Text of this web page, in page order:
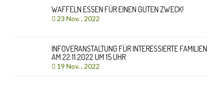
WAFFELN ESSEN FÜR EINEN GUTEN ZWECK!
23 Nov. , 2022
INFOVERANSTALTUNG FÜR INTERESSIERTE FAMILIEN
AM 22.11.2022 UM 15 UHR
19 Nov. , 2022